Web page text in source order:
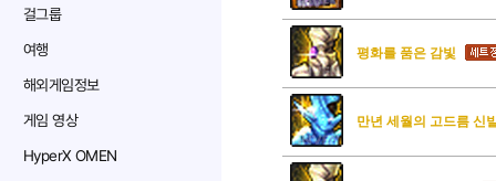
걸그룹
여행
해외게임정보
게임 영상
HyperX OMEN
평화를 품은 감빛
만년 세월의 고드름 신